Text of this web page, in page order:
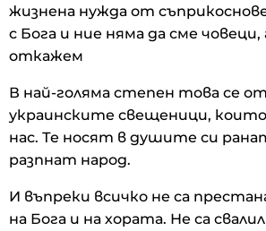
жизнена нужда от
с Бога и ние няма да сме човеци,
откажем
В най-голяма степен това се
украинските свещеници,
нас. Те носят в душите си
разпнат народ.
И въпреки всичко не са
на Бога и на хората. Не са